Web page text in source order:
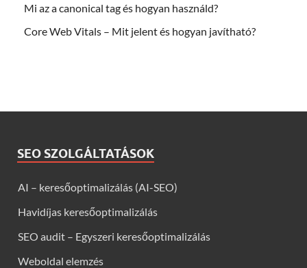
Mi az a canonical tag és hogyan használd?
Core Web Vitals – Mit jelent és hogyan javítható?
SEO SZOLGÁLTATÁSOK
AI – keresőoptimalizálás (AI-SEO)
Havidíjas keresőoptimalizálás
SEO audit – Egyszeri keresőoptimalizálás
Weboldal elemzés